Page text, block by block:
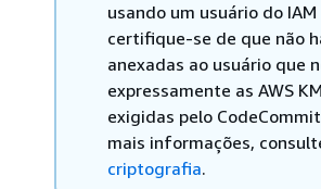
usando um usuário do
certifique-se de que não
anexadas ao usuário que
expressamente as AWS
exigidas pelo
mais informações,
criptografia.